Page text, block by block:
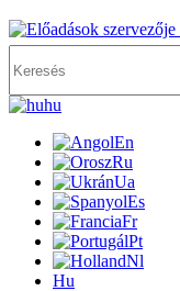
hu
En
Ru
Ua
Es
Fr
Pt
Nl
Hu